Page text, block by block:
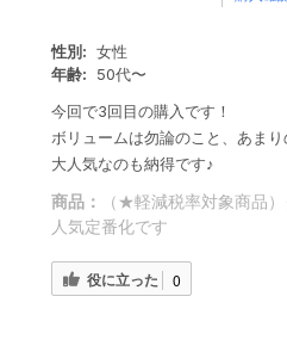
性別: 女性
年齢:
50代〜
今回で3回目の購入です！
ボリュームは勿論のこと、あま
大人気なのも納得です♪
商品：
（★軽減税率対象商品
人気定番化です
役に立った 0